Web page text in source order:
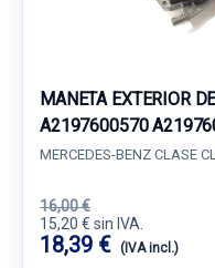
MANETA EXTERIOR
A2197600570
MERCEDES-BENZ CLASE
16,00 €
15,20 € sin IVA.
18,39 € (IVA incl.)